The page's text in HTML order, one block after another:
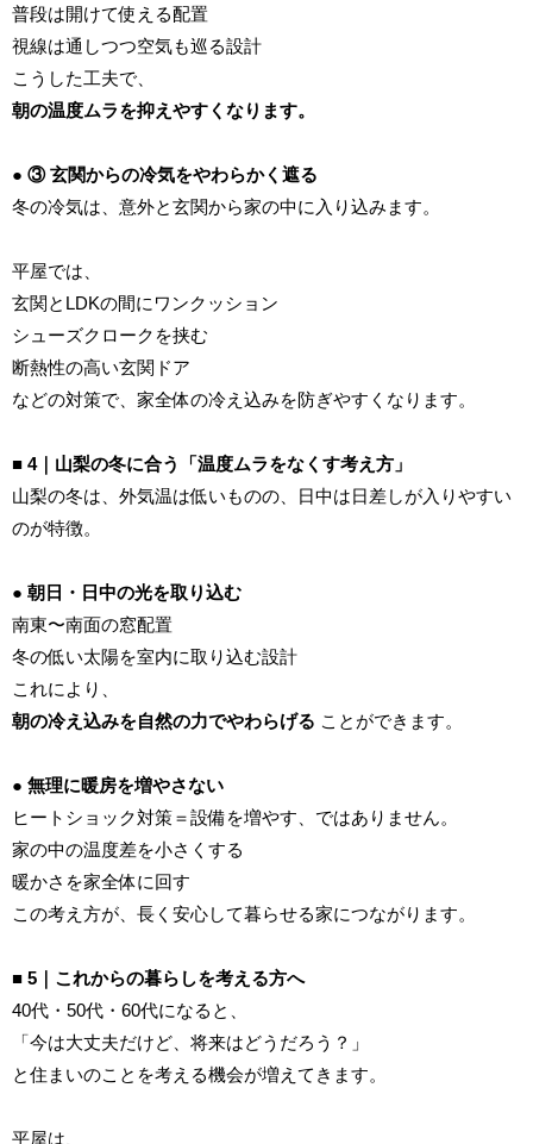
普段は開けて使える配置
視線は通しつつ空気も巡る設計
こうした工夫で、
朝の温度ムラを抑えやすくなります。
● ③ 玄関からの冷気をやわらかく遮る
冬の冷気は、意外と玄関から家の中に入り込みます。
平屋では、
玄関とLDKの間にワンクッション
シューズクロークを挟む
断熱性の高い玄関ドア
などの対策で、家全体の冷え込みを防ぎやすくなります。
■ 4｜山梨の冬に合う「温度ムラをなくす考え方」
山梨の冬は、外気温は低いものの、日中は日差しが入りやすい
のが特徴。
● 朝日・日中の光を取り込む
南東〜南面の窓配置
冬の低い太陽を室内に取り込む設計
これにより、
朝の冷え込みを自然の力でやわらげる ことができます。
● 無理に暖房を増やさない
ヒートショック対策＝設備を増やす、ではありません。
家の中の温度差を小さくする
暖かさを家全体に回す
この考え方が、長く安心して暮らせる家につながります。
■ 5｜これからの暮らしを考える方へ
40代・50代・60代になると、
「今は大丈夫だけど、将来はどうだろう？」
と住まいのことを考える機会が増えてきます。
平屋は、